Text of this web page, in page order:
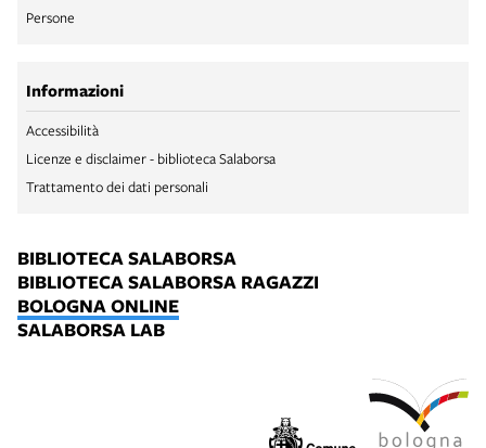
Persone
Informazioni
Accessibilità
Licenze e disclaimer - biblioteca Salaborsa
Trattamento dei dati personali
BIBLIOTECA SALABORSA
BIBLIOTECA SALABORSA RAGAZZI
BOLOGNA ONLINE
SALABORSA LAB